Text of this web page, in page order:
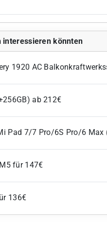
interessieren könnten
1920 AC
ab 212€
Pad 7/7 Pro/6S Pro/6 Max
für 147€
136€